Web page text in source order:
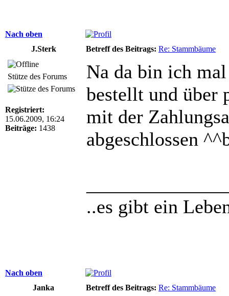
Nach oben
J.Sterk
Betreff des Beitrags: Re: Stammbäume
Stütze des Forums
Registriert:
15.06.2009, 16:24
Beiträge: 1438
Na da bin ich
bestellt und über
mit der
abgeschlossen
..es gibt ein
Nach oben
Janka
Betreff des Beitrags: Re: Stammbäume